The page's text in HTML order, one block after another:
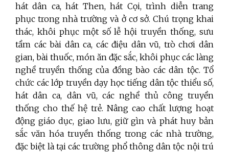
hát dân ca, hát Then, hát Cọi, trình diễn trang
phục trong nhà trường và ở cơ sở. Chú trọng khai
thác, khôi phục một số lễ hội truyền thống, sưu
tầm các bài dân ca, các điệu dân vũ, trò chơi dân
gian, bài thuốc, món ăn đặc sắc, khôi phục các làng
nghề truyền thống của đồng bào các dân tộc. Tổ
chức các lớp truyền dạy học tiếng dân tộc thiểu số,
hát dân ca, dân vũ, các nghề thủ công truyền
thống cho thế hệ trẻ. Nâng cao chất lượng hoạt
động giáo dục, giao lưu, giữ gìn và phát huy bản
sắc văn hóa truyền thống trong các nhà trường,
đặc biệt là tại các trường phổ thông dân tộc nội trú